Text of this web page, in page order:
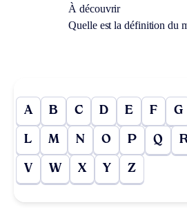
À découvrir
Quelle est la définition du
A B C D E F G
L M N O P Q
V W X Y Z